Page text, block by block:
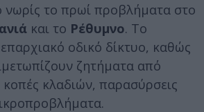
το πρωί προβλήματα στο
και το Ρέθυμνο. Το
οδικό δίκτυο, καθώς
ζητήματα από
κλαδιών, παρασύρσεις